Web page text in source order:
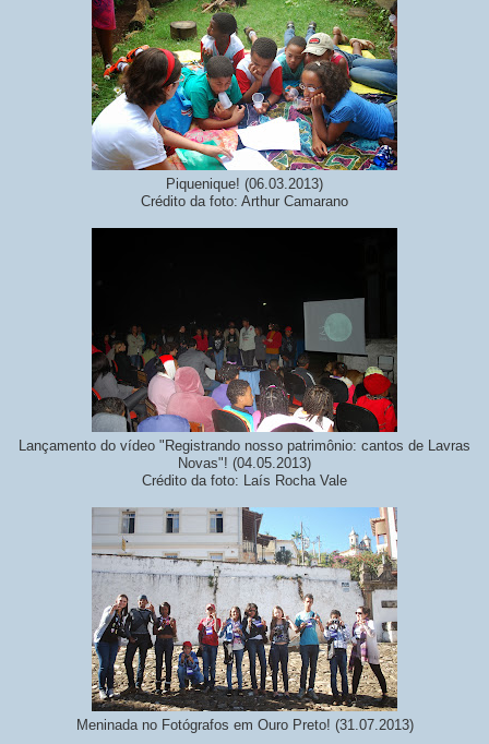
Piquenique! (06.03.2013)
Crédito da foto: Arthur Camarano
Lançamento do vídeo "Registrando nosso patrimônio: cantos de Lavras
Novas"! (04.05.2013)
Crédito da foto: Laís Rocha Vale
Meninada no Fotógrafos em Ouro Preto! (31.07.2013)